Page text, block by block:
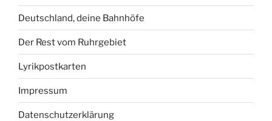
Deutschland, deine Bahnhöfe
Der Rest vom Ruhrgebiet
Lyrikpostkarten
Impressum
Datenschutzerklärung